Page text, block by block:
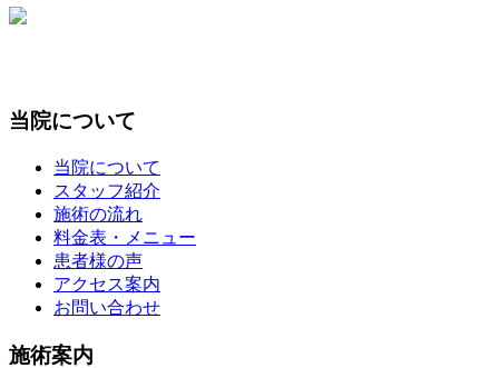
当院について
当院について
スタッフ紹介
施術の流れ
料金表・メニュー
患者様の声
アクセス案内
お問い合わせ
施術案内